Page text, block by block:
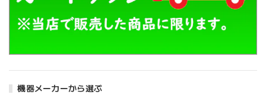
機器メーカーから選ぶ